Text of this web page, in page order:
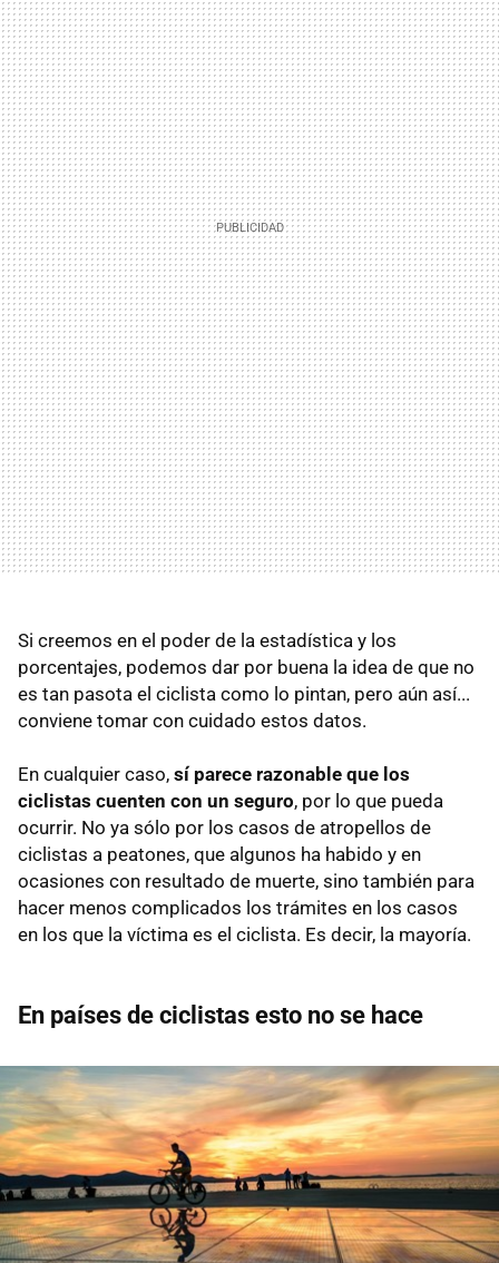
Si creemos en el poder de la estadística y los
porcentajes, podemos dar por buena la idea de que no
es tan pasota el ciclista como lo pintan, pero aún así...
conviene tomar con cuidado estos datos.
En cualquier caso, sí parece razonable que los
ciclistas cuenten con un seguro, por lo que pueda
ocurrir. No ya sólo por los casos de atropellos de
ciclistas a peatones, que algunos ha habido y en
ocasiones con resultado de muerte, sino también para
hacer menos complicados los trámites en los casos
en los que la víctima es el ciclista. Es decir, la mayoría.
En países de ciclistas esto no se hace